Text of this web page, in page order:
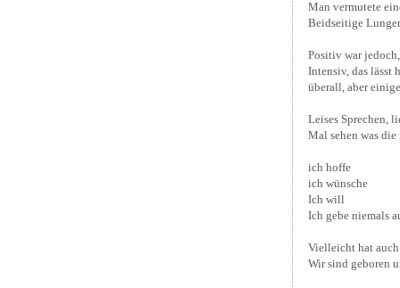
Man vermutete
Beidseitige
Positiv war
Intensiv, das lässt
überall, aber
Leises Sprechen,
Mal sehen was
ich hoffe
ich wünsche
Ich will
Ich gebe niemals
Vielleicht hat
Wir sind geboren